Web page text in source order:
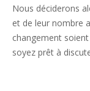
Nous déciderons
et de leur nombre
changement
soyez prêt à